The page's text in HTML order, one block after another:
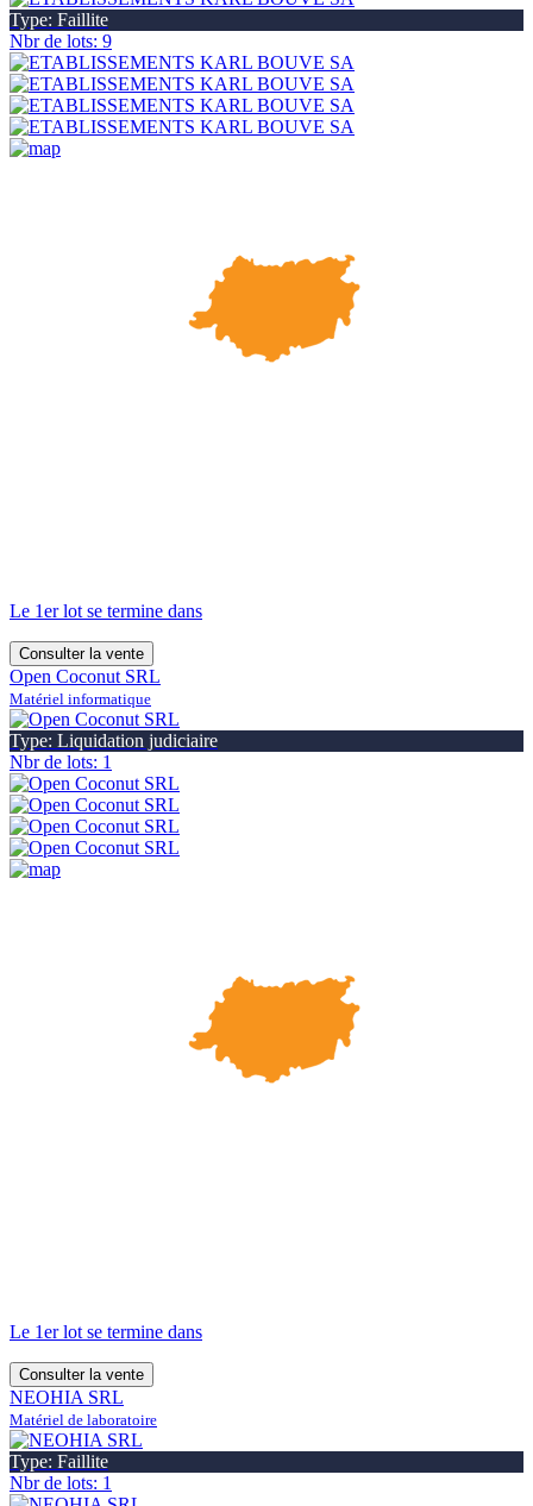
Type: Faillite
Nbr de lots: 9
Le 1er lot se termine dans
Consulter la vente
Open Coconut SRL
Matériel informatique
Type: Liquidation judiciaire
Nbr de lots: 1
Le 1er lot se termine dans
Consulter la vente
NEOHIA SRL
Matériel de laboratoire
Type: Faillite
Nbr de lots: 1